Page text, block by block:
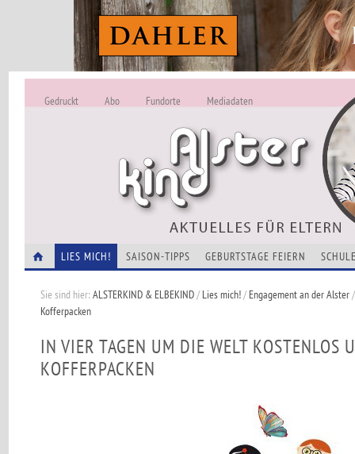
ALSTERKIND -
Alles Neu
Gedruckt Abo Fundorte Mediadaten
LIES MICH! SAISON-TIPPS GEBURTSTAGE FEIERN
Sie sind hier:ALSTERKIND & ELBEKIND/Lies mich!/Engagement an der Alster
Kofferpacken
IN VIER TAGEN UM DIE WELT KOSTENLOS
KOFFERPACKEN